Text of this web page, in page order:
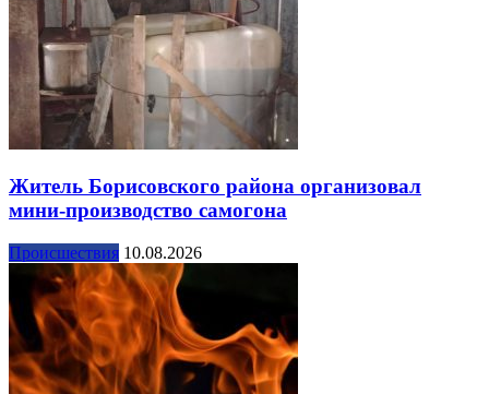
Житель Борисовского района организовал
мини-производство самогона
Происшествия 10.08.2026